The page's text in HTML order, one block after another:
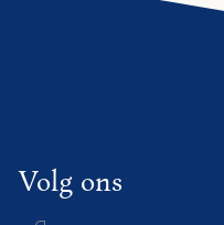
Volg ons